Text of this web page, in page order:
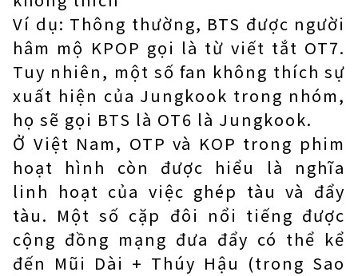
Ví dụ: Thông thường, BTS được người
hâm mộ KPOP gọi là từ viết tắt OT7.
Tuy nhiên, một số fan không thích sự
xuất hiện của Jungkook trong nhóm,
họ sẽ gọi BTS là OT6 là Jungkook.
Ở Việt Nam, OTP và KOP trong phim
hoạt hình còn được hiểu là nghĩa
linh hoạt của việc ghép tàu và đẩy
tàu. Một số cặp đôi nổi tiếng được
cộng đồng mạng đưa đẩy có thể kể
đến Mũi Dài + Thúy Hậu (trong Sao